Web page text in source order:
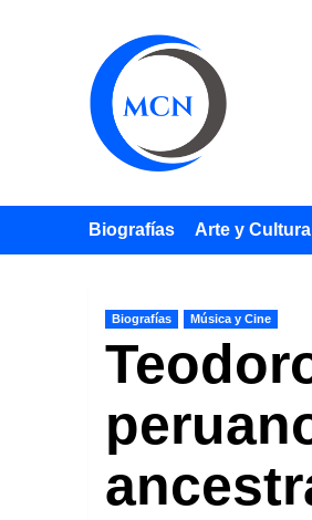
Biografías Arte y Cultura
Biografías Música y Cine